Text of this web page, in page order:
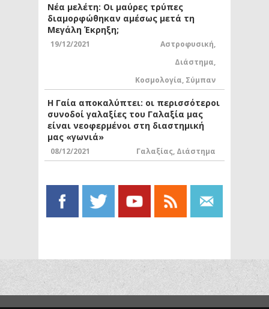
Νέα μελέτη: Οι μαύρες τρύπες
διαμορφώθηκαν αμέσως μετά τη
Μεγάλη Έκρηξη;
19/12/2021 Αστροφυσική,
Διάστημα,
Κοσμολογία, Σύμπαν
Η Γαία αποκαλύπτει: οι περισσότεροι
συνοδοί γαλαξίες του Γαλαξία μας
είναι νεοφερμένοι στη διαστημική
μας «γωνιά»
08/12/2021 Γαλαξίας, Διάστημα